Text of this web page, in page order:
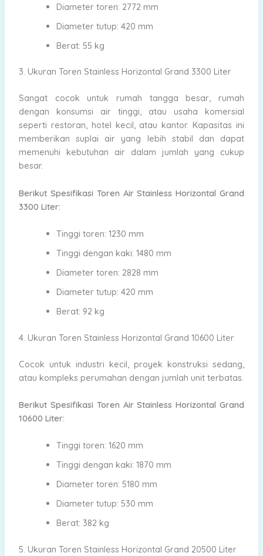
Diameter toren: 2772 mm
Diameter tutup: 420 mm
Berat: 55 kg
3. Ukuran Toren Stainless Horizontal Grand 3300 Liter
Sangat cocok untuk rumah tangga besar, rumah
dengan konsumsi air tinggi, atau usaha komersial
seperti restoran, hotel kecil, atau kantor. Kapasitas ini
memberikan suplai air yang lebih stabil dan dapat
memenuhi kebutuhan air dalam jumlah yang cukup
besar.
Berikut Spesifikasi Toren Air Stainless Horizontal Grand
3300 Liter:
Tinggi toren: 1230 mm
Tinggi dengan kaki: 1480 mm
Diameter toren: 2828 mm
Diameter tutup: 420 mm
Berat: 92 kg
4. Ukuran Toren Stainless Horizontal Grand 10600 Liter
Cocok untuk industri kecil, proyek konstruksi sedang,
atau kompleks perumahan dengan jumlah unit terbatas.
Berikut Spesifikasi Toren Air Stainless Horizontal Grand
10600 Liter:
Tinggi toren: 1620 mm
Tinggi dengan kaki: 1870 mm
Diameter toren: 5180 mm
Diameter tutup: 530 mm
Berat: 382 kg
5. Ukuran Toren Stainless Horizontal Grand 20500 Liter